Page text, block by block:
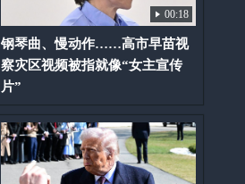
00:18
钢琴曲、慢动作……高市早苗视
察灾区视频被指就像“女主宣传
片”